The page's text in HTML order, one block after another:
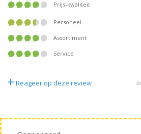
Prijs-kwaliteit
Personeel
Assortiment
Service
+ Reageer op deze review